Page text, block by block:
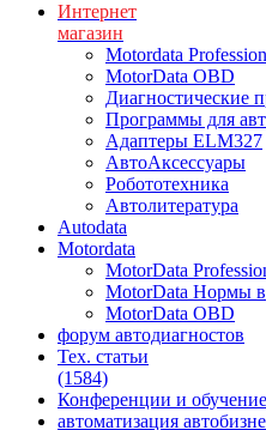
Интернет
магазин
Motordata
MotorData OBD
Диагностические
Программы для
Адаптеры ELM327
АвтоАксессуары
Робототехника
Автолитература
Autodata
Motordata
MotorData
MotorData Нормы
MotorData OBD
форум автодиагностов
Тех. статьи
(1584)
Конференции и обучение
автоматизация